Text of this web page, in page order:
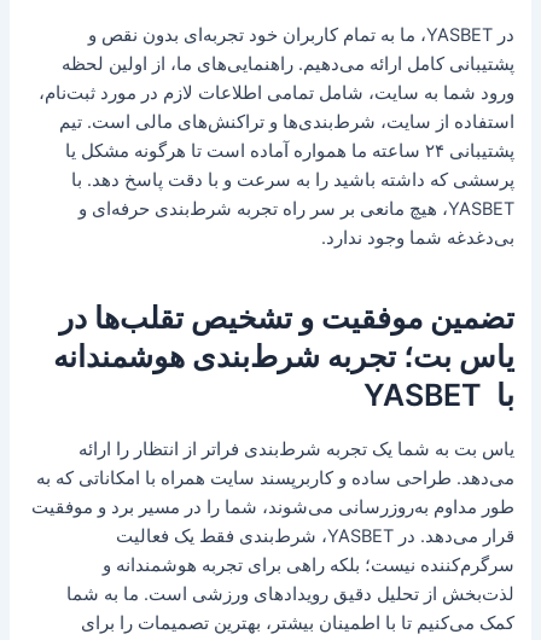
در YASBET، ما به تمام کاربران خود تجربه‌ای بدون نقص و
پشتیبانی کامل ارائه می‌دهیم. راهنمایی‌های ما، از اولین لحظه
ورود شما به سایت، شامل تمامی اطلاعات لازم در مورد ثبت‌نام،
استفاده از سایت، شرط‌بندی‌ها و تراکنش‌های مالی است. تیم
پشتیبانی ۲۴ ساعته ما همواره آماده است تا هرگونه مشکل یا
پرسشی که داشته باشید را به سرعت و با دقت پاسخ دهد. با
YASBET، هیچ مانعی بر سر راه تجربه شرط‌بندی حرفه‌ای و
بی‌دغدغه شما وجود ندارد.
تضمین موفقیت و تشخیص تقلب‌ها در
یاس بت؛ تجربه‌ شرط‌بندی هوشمندانه
با YASBET
یاس بت به شما یک تجربه شرط‌بندی فراتر از انتظار را ارائه
می‌دهد. طراحی ساده و کاربرپسند سایت همراه با امکاناتی که به
طور مداوم به‌روزرسانی می‌شوند، شما را در مسیر برد و موفقیت
قرار می‌دهد. در YASBET، شرط‌بندی فقط یک فعالیت
سرگرم‌کننده نیست؛ بلکه راهی برای تجربه هوشمندانه و
لذت‌بخش از تحلیل دقیق رویدادهای ورزشی است. ما به شما
کمک می‌کنیم تا با اطمینان بیشتر، بهترین تصمیمات را برای